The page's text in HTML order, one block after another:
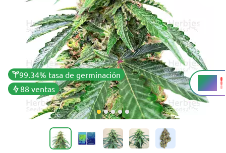
99.34% tasa de germinación
88 ventas
26%
THC